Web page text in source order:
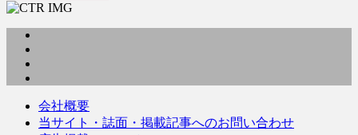
会社概要
当サイト・誌面・掲載記事へのお問い合わせ